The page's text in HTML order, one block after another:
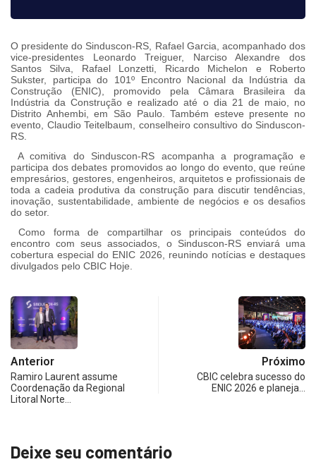
O presidente do Sinduscon-RS, Rafael Garcia, acompanhado dos
vice-presidentes Leonardo Treiguer, Narciso Alexandre dos
Santos Silva, Rafael Lonzetti, Ricardo Michelon e Roberto
Sukster, participa do 101º Encontro Nacional da Indústria da
Construção (ENIC), promovido pela Câmara Brasileira da
Indústria da Construção e realizado até o dia 21 de maio, no
Distrito Anhembi, em São Paulo. Também esteve presente no
evento, Claudio Teitelbaum, conselheiro consultivo do Sinduscon-
RS.
A comitiva do Sinduscon-RS acompanha a programação e
participa dos debates promovidos ao longo do evento, que reúne
empresários, gestores, engenheiros, arquitetos e profissionais de
toda a cadeia produtiva da construção para discutir tendências,
inovação, sustentabilidade, ambiente de negócios e os desafios
do setor.
Como forma de compartilhar os principais conteúdos do
encontro com seus associados, o Sinduscon-RS enviará uma
cobertura especial do ENIC 2026, reunindo notícias e destaques
divulgados pelo CBIC Hoje.
Anterior
Ramiro Laurent assume
Coordenação da Regional
Litoral Norte…
Próximo
CBIC celebra sucesso do
ENIC 2026 e planeja…
Deixe seu comentário